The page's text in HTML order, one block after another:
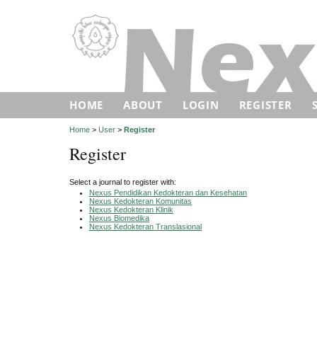
HOME ABOUT LOGIN REGISTER
Home > User > Register
Register
Select a journal to register with:
Nexus Pendidikan Kedokteran dan Kesehatan
Nexus Kedokteran Komunitas
Nexus Kedokteran Klinik
Nexus Biomedika
Nexus Kedokteran Translasional